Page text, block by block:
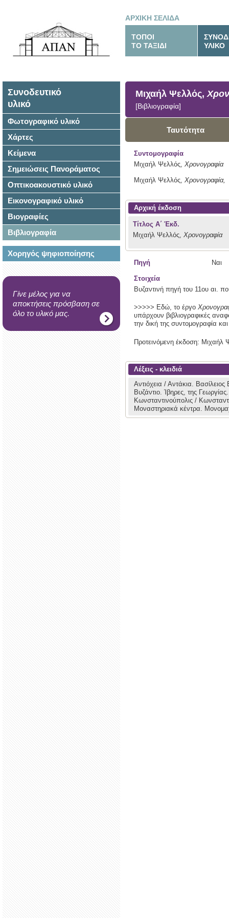
ΑΡΧΙΚΗ ΣΕΛΙΔΑ
ΤΟΠΟΙ
ΤΟ ΤΑΞΙΔΙ
ΥΛΙΚΟ
Συνοδευτικό
υλικό
Φωτογραφικό υλικό
Χάρτες
Κείμενα
Σημειώσεις Πανοράματος
Οπτικοακουστικό υλικό
Εικονογραφικό υλικό
Βιογραφίες
Βιβλιογραφία
Χορηγός ψηφιοποίησης
Γίνε μέλος για να
αποκτήσεις πρόσβαση σε
όλο το υλικό μας.
Μιχαήλ Ψελλός,
[Βιβλιογραφία]
Ταυτότητα
Συντομογραφία
Μιχαήλ Ψελλός, Χρονογραφία
Μιχαήλ Ψελλός, Χρονογραφία,
Αρχική έκδοση
Τίτλος Α΄ Έκδ.
Μιχαήλ Ψελλός, Χρονογραφία
Πηγή Ναι
Στοιχεία
Βυζαντινή πηγή του 11ου αι.
>>>>> Εδώ, το έργο
υπάρχουν βιβλιογραφικές
την δική της συντομογραφία
Προτεινόμενη έκδοση: Μιχαήλ
Λέξεις - κλειδιά
Αντιόχεια / Αντάκια.
Βυζάντιο. Ίβηρες, της
Κωνσταντινούπολις /
Μοναστηριακά κέντρα.